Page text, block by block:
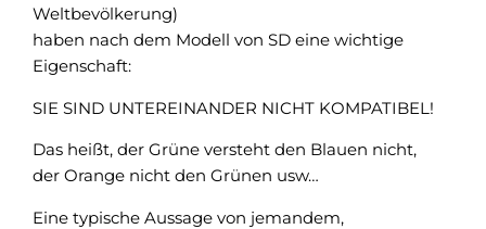
Weltbevölkerung)
haben nach dem Modell von SD eine wichtige
Eigenschaft:
SIE SIND UNTEREINANDER NICHT KOMPATIBEL!
Das heißt, der Grüne versteht den Blauen nicht,
der Orange nicht den Grünen usw…
Eine typische Aussage von jemandem,